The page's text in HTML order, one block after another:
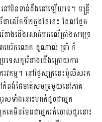
នៅមិនទាន់ដឹងនៅឡើយទេ។ មន្ត្រី
ាលើកទី២ក្នុងខែនេះ ដែលផ្នែក
ាងជើងរសាត់មកលើច្រាំងសមុទ្រ
មេរិកលោក ដូណាល់ ត្រាំ ក៏
ទេសកូរ៉េខាងជើងក្រោយការ
រវកម្ម។ នៅថ្ងៃសុក្រនេះប៉ូលិសរក
ពង់ផែមាត់សមុទ្រមួយនៅភាគ
ទាំងនោះហាក់ដូចជាអ្នក
េមិនមែនជាអ្នករត់ចោលជួរនោះ